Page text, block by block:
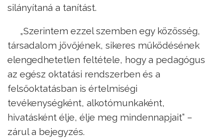
silányítaná a tanítást.
„Szerintem ezzel szemben egy közösség,
társadalom jövőjének, sikeres működésének
elengedhetetlen feltétele, hogy a pedagógus
az egész oktatási rendszerben és a
felsőoktatásban is értelmiségi
tevékenységként, alkotómunkaként,
hivatásként élje, élje meg mindennapjait” –
zárul a bejegyzés.